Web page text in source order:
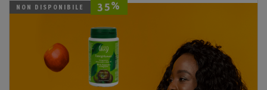
NON DISPONIBILE 35%